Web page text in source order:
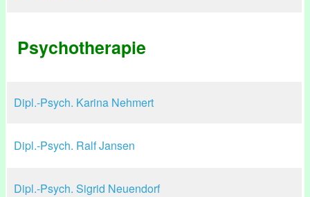
Psychotherapie
Dipl.-Psych. Karina Nehmert
Dipl.-Psych. Ralf Jansen
Dipl.-Psych. Sigrid Neuendorf